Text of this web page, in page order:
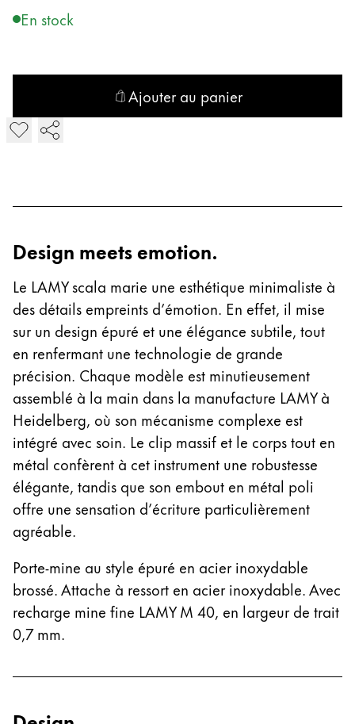
Corporate Culture
Design
Responsabilité
À propos de votre commande
FR/HT
Global
La région « Global » couvre les pays où Lamy
Europe
Cette région répertorie les pays et les langues
Greece
Ελληνικά
Poland
polski
Romania
Sweden
svenska
Türkiye
Cette région répertorie les pays et les langues
Créer un compte
Créer un compte
En stock
Ajouter au panier
Ajouter LAMY scala Porte-mine à mécanisme rotatif
Design meets emotion.
Le LAMY scala marie une esthétique minimaliste à
des détails empreints d’émotion. En effet, il mise
sur un design épuré et une élégance subtile, tout
en renfermant une technologie de grande
précision. Chaque modèle est minutieusement
assemblé à la main dans la manufacture LAMY à
Heidelberg, où son mécanisme complexe est
intégré avec soin. Le clip massif et le corps tout en
métal confèrent à cet instrument une robustesse
élégante, tandis que son embout en métal poli
offre une sensation d’écriture particulièrement
agréable.
Porte-mine au style épuré en acier inoxydable
brossé. Attache à ressort en acier inoxydable. Avec
recharge mine fine LAMY M 40, en largeur de trait
0,7 mm.